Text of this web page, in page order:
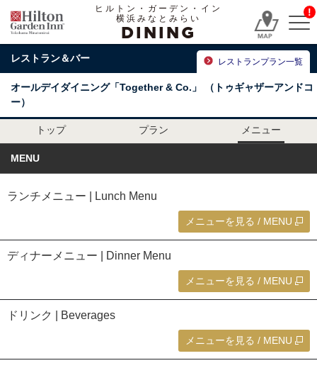
ヒルトン・ガーデン・イン
横浜みなとみらい
DINING
!
レストラン＆バー レストランプラン一覧
オールデイダイニング「Together & Co.」
（トゥギャザーアンドコ
ー）
トップ プラン メニュー
MENU
ランチメニュー | Lunch Menu
メニューを見る / MENU
ディナーメニュー | Dinner Menu
メニューを見る / MENU
ドリンク | Beverages
メニューを見る / MENU